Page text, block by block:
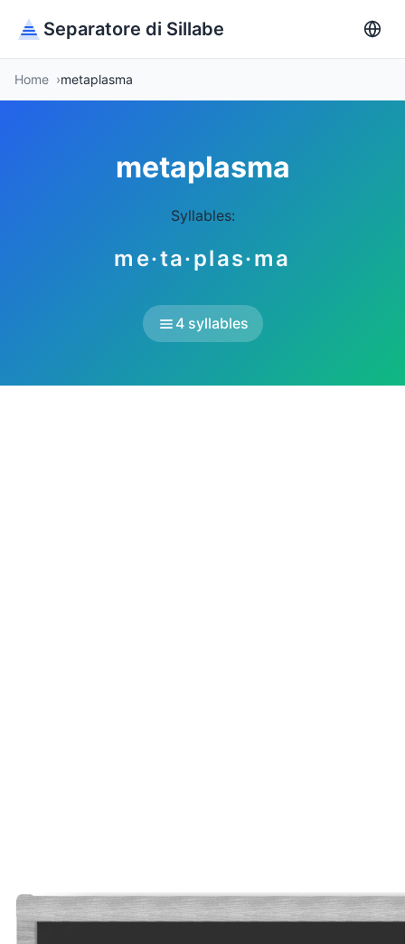
Separatore di Sillabe
Home metaplasma
metaplasma
Syllables:
me·ta·plas·ma
4 syllables